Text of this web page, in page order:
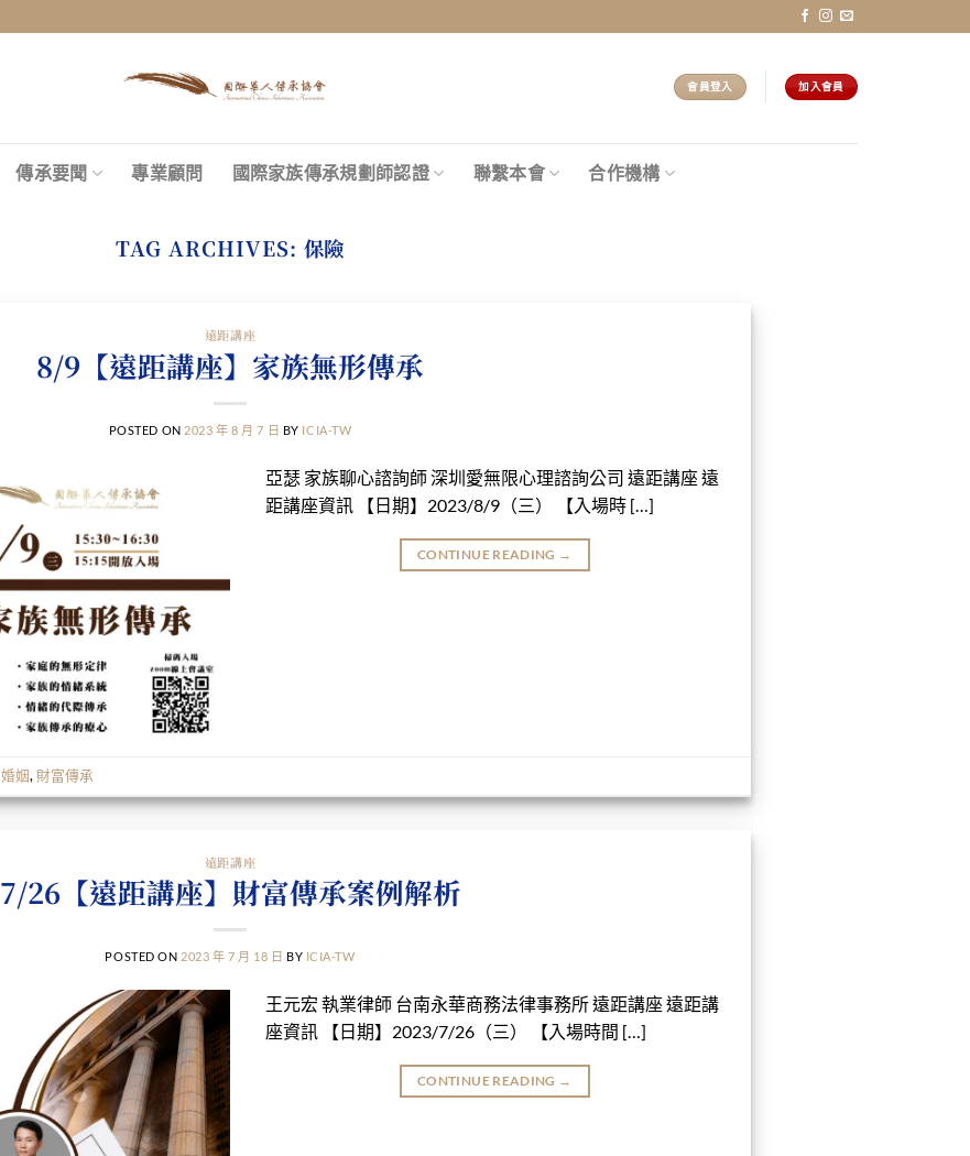
會員登入 加入會員
傳承要聞 專業顧問 國際家族傳承規劃師認證 聯繫本會 合作機構
TAG ARCHIVES: 保險
遠距講座
8/9【遠距講座】家族無形傳承
POSTED ON 2023 年 8 月 7 日 BY ICIA-TW
亞瑟 家族聊心諮詢師 深圳愛無限心理諮詢公司 遠距講座 遠
距講座資訊 【日期】2023/8/9（三） 【入場時 […]
CONTINUE READING →
婚姻, 財富傳承
遠距講座
7/26【遠距講座】財富傳承案例解析
POSTED ON 2023 年 7 月 18 日 BY ICIA-TW
王元宏 執業律師 台南永華商務法律事務所 遠距講座 遠距講
座資訊 【日期】2023/7/26（三） 【入場時間 […]
CONTINUE READING →